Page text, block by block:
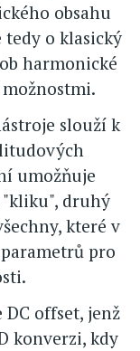
obsahu
o klasický
harmonické
slouží k
umožňuje
druhý
které v
pro
DC offset, jenž
konverzi, kdy